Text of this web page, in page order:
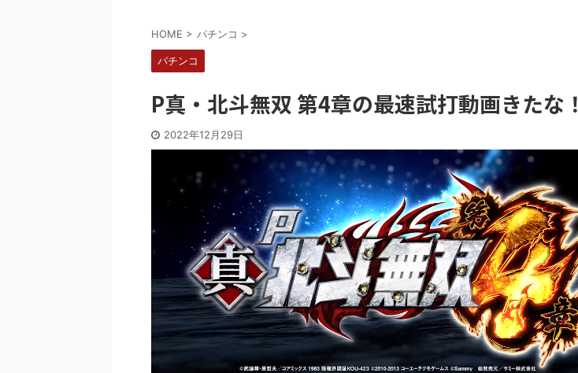
HOME > パチンコ >
パチンコ
P真・北斗無双 第4章の最速試打動画きたな！
2022年12月29日